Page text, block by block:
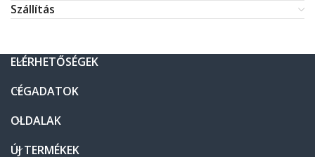
Szállítás
ELÉRHETŐSÉGEK
CÉGADATOK
OLDALAK
ÚJ TERMÉKEK